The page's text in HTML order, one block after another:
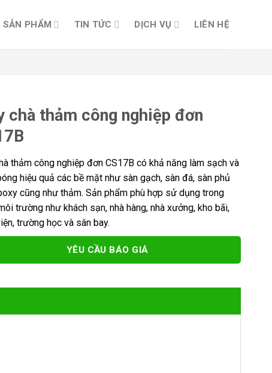
SẢN PHẨM TIN TỨC DỊCH VỤ LIÊN HỆ
chà thảm công nghiệp đơn
thảm công nghiệp đơn CS17B có khả năng làm sạch và
hiệu quả các bề mặt như sàn gạch, sàn đá, sàn phủ
cũng như thảm. Sản phẩm phù hợp sử dụng trong
trường như khách sạn, nhà hàng, nhà xưởng, kho bãi,
trường học và sân bay.
YÊU CẦU BÁO GIÁ